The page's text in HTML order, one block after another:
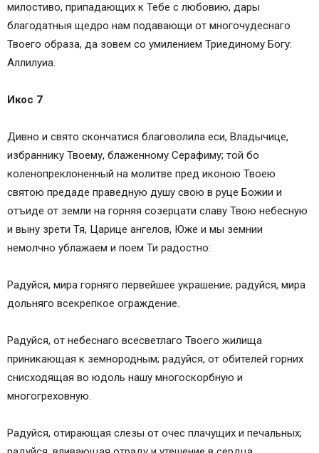
милостиво, припадающих к Тебе с любовию, дары
благодатныя щедро нам подавающи от многочудеснаго
Твоего образа, да зовем со умилением Триединому Богу:
Аллилуиа.
Икос 7
Дивно и свято скончатися благоволила еси, Владычице,
избраннику Твоему, блаженному Серафиму; той бо
коленопреклоненный на молитве пред иконою Твоею
святою предаде праведную душу свою в руце Божии и
отъиде от земли на горняя созерцати славу Твою небесную
и выну зрети Тя, Царице ангелов, Юже и мы земнии
немолчно ублажаем и поем Ти радостно:
Радуйся, мира горняго первейшее украшение; радуйся, мира
дольняго всекрепкое ограждение.
Радуйся, от небеснаго всесветлаго Твоего жилища
приникающая к земнородным; радуйся, от обителей горних
снисходящая во юдоль нашу многоскорбную и
многогреховную.
Радуйся, отирающая слезы от очес плачущих и печальных;